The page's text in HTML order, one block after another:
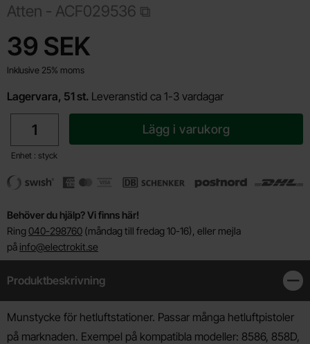
Atten - ACF029536
pris
39 SEK
Inklusive 25% moms
Lagervara, 51 st. Leveranstid ca 1-3 vardagar
Enhet : styck
Lägg i varukorg
Behöver du hjälp? Vi finns här!
Ring 040-298760 (måndag till fredag 10-16), eller mejla
på info@electrokit.se
Produktbeskrivning
Produktbeskrivning
Munstycke för hetluftstationer. Passar många hetluftpistoler
på marknaden. Exempel på kompatibla modeller: 8586, 858D,